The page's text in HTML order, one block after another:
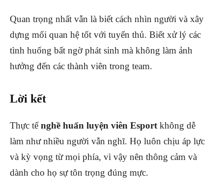
Quan trọng nhất vẫn là biết cách nhìn người và xây
dựng mối quan hệ tốt với tuyển thủ. Biết xử lý các
tình huống bất ngờ phát sinh mà không làm ảnh
hưởng đến các thành viên trong team.
Lời kết
Thực tếnghề huấn luyện viên Esport không dễ
làm như nhiều người vẫn nghĩ. Họ luôn chịu áp lực
và kỳ vọng từ mọi phía, vì vậy nên thông cảm và
dành cho họ sự tôn trọng đúng mực.